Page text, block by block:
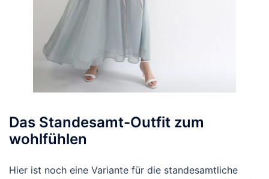
Das Standesamt-Outfit zum
wohlfühlen
Hier ist noch eine Variante für die standesamtliche